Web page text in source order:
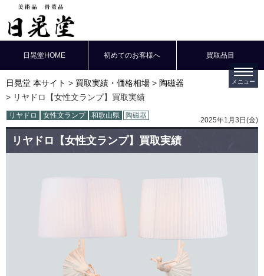
日晃堂HOME 初めてのお客様へ 買取品目
日晃堂 本サイト 買取実績・価格相場
陶磁器
リヤドロ【女性文ランプ】買取実績
リヤドロ 女性文ランプ 和歌山県 陶磁器
2025年1月3日(金)
リヤドロ【女性文ランプ】買取実績